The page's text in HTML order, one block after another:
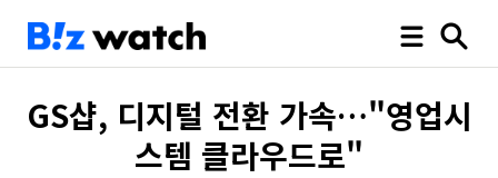
GS샵, 디지털 전환 가속…"영업시
스템 클라우드로"